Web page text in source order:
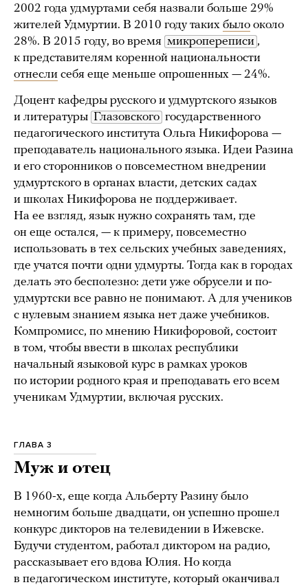
2002 года удмуртами себя назвали больше 29%
жителей Удмуртии. В 2010 году таких было около
28%. В 2015 году, во время микропереписи ,
к представителям коренной национальности
отнесли себя еще меньше опрошенных — 24%.
Доцент кафедры русского и удмуртского языков
и литературы Глазовского государственного
педагогического института Ольга Никифорова —
преподаватель национального языка. Идеи Разина
и его сторонников о повсеместном внедрении
удмуртского в органах власти, детских садах
и школах Никифорова не поддерживает.
На ее взгляд, язык нужно сохранять там, где
он еще остался, — к примеру, повсеместно
использовать в тех сельских учебных заведениях,
где учатся почти одни удмурты. Тогда как в городах
делать это бесполезно: дети уже обрусели и по-
удмуртски все равно не понимают. А для учеников
с нулевым знанием языка нет даже учебников.
Компромисс, по мнению Никифоровой, состоит
в том, чтобы ввести в школах республики
начальный языковой курс в рамках уроков
по истории родного края и преподавать его всем
ученикам Удмуртии, включая русских.
ГЛАВА 3
Муж и отец
В 1960-х, еще когда Альберту Разину было
немногим больше двадцати, он успешно прошел
конкурс дикторов на телевидении в Ижевске.
Будучи студентом, работал диктором на радио,
рассказывает его вдова Юлия. Но когда
в педагогическом институте, который оканчивал